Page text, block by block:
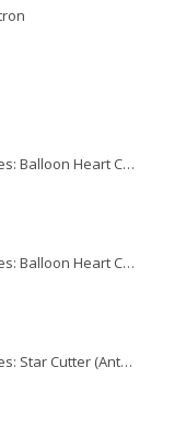
SD Select Entremet Cake Series: Balloon Heart Cutter Small Cutter (Antreme Pasta Serisi: Balon Kalp Kesici)
SD Select Entremet Cake Series: Balloon Heart Cutter Cutter (Antreme Pasta Serisi: Balon Kalp Kesici)
SD Select Entremet Cake Series: Star Cutter (Antreme Pasta Serisi: Yıldız Kesici)